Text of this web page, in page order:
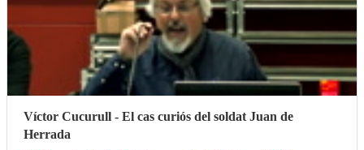
Víctor Cucurull - El cas curiós del soldat Juan de
Herrada